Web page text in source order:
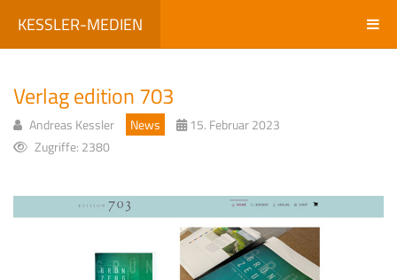
KESSLER-MEDIEN
Verlag edition 703
Andreas Kessler News
15. Februar 2023
Zugriffe: 2380